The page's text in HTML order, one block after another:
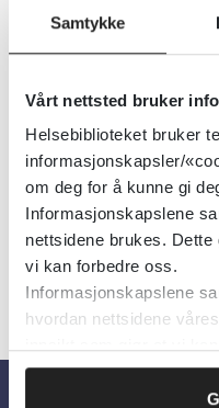
Samtykke
Vårt nettsted bruker
Helsebiblioteket bruker
informasjonskapsler/
om deg for å kunne gi
Informasjonskapslene
nettsidene brukes.
vi kan forbedre oss.
Informasjonskapslene
hvordan nettsidene
Tema:Psykisk
Emner:Kurs,
Dokumenttype:
Utgiver:
Språk:Norsk